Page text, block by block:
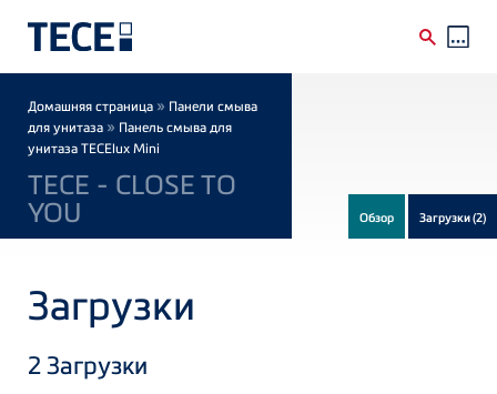
Breadcrumb
Домашняя страница » Панели смыва
для унитаза » Панель смыва для
унитаза TECElux Mini
TECE - CLOSE TO
YOU Обзор Загрузки(2)
Загрузки
2Загрузки